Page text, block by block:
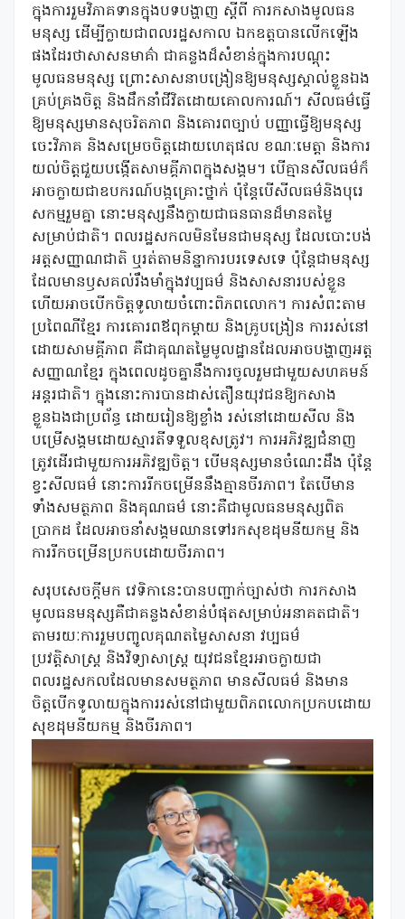
ក្នុងការរួមវិភាគទានក្នុងបទបង្ហាញ ស្តីពី ការកសាងមូលធន
មនុស្ស ដើម្បីក្លាយជាពលរដ្ឋសកាល ឯកឧត្តបានលើកឡើង
ផងដែរថាសាសនមាគ៌ា ជាគន្លងដ៏សំខាន់ក្នុងការបណ្តុះ
មូលធនមនុស្ស ព្រោះសាសនាបង្រៀនឱ្យមនុស្សស្គាល់ខ្លួនឯង
គ្រប់គ្រងចិត្ត និងដឹកនាំជីវិតដោយគោលការណ៍។ សីលធម៌ធ្វើ
ឱ្យមនុស្សមានសុចរិតភាព និងគោរពច្បាប់ បញ្ញាធ្វើឱ្យមនុស្ស
ចេះវិភាគ និងសម្រេចចិត្តដោយហេតុផល ខណៈមេត្តា និងការ
យល់ចិត្តជួយបង្កើតសាមគ្គីភាពក្នុងសង្គម។ បើគ្មានសីលធម៌ក៏
អាចក្លាយជាឧបករណ៍បង្កគ្រោះថ្នាក់ ប៉ុន្តែបើសីលធម៌និងបុរេ
សកម្មរួមគ្នា នោះមនុស្សនឹងក្លាយជាធនធានដ៏មានតម្លៃ
សម្រាប់ជាតិ។ ពលរដ្ឋសកលមិនមែនជាមនុស្ស ដែលបោះបង់
អត្តសញ្ញាណជាតិ ឬរត់តាមនិន្នាការបរទេសទេ ប៉ុន្តែជាមនុស្ស
ដែលមានឫសគល់រឹងមាំក្នុងវប្បធម៌ និងសាសនារបស់ខ្លួន
ហើយអាចបើកចិត្តទូលាយចំពោះពិភពលោក។ ការសំពះតាម
ប្រពៃណីខ្មែរ ការគោរពឪពុកម្តាយ និងគ្រូបង្រៀន ការរស់នៅ
ដោយសាមគ្គីភាព គឺជាគុណតម្លៃមូលដ្ឋានដែលអាចបង្ហាញអត្ត
សញ្ញាណខ្មែរ ក្នុងពេលដូចគ្នានឹងការចូលរួមជាមួយសហគមន៍
អន្តរជាតិ។ ក្នុងនោះការបានដាស់តឿនយុវជនឱ្យកសាង
ខ្លួនឯងជាប្រព័ន្ធ ដោយរៀនឱ្យខ្លាំង រស់នៅដោយសីល និង
បម្រើសង្គមដោយស្មារតីទទួលខុសត្រូវ។ ការអភិវឌ្ឍជំនាញ
ត្រូវដើរជាមួយការអភិវឌ្ឍចិត្ត។ បើមនុស្សមានចំណេះដឹង ប៉ុន្តែ
ខ្វះសីលធម៌ នោះការរីកចម្រើននឹងគ្មានចីរភាព។ តែបើមាន
ទាំងសមត្ថភាព និងគុណធម៌ នោះគឺជាមូលធនមនុស្សពិត
ប្រាកដ ដែលអាចនាំសង្គមឈានទៅរកសុខដុមនីយកម្ម និង
ការរីកចម្រើនប្រកបដោយចីរភាព។
សរុបសេចក្តីមក វេទិកានេះបានបញ្ជាក់ច្បាស់ថា ការកសាង
មូលធនមនុស្សគឺជាគន្លងសំខាន់បំផុតសម្រាប់អនាគតជាតិ។
តាមរយៈការរួមបញ្ចូលគុណតម្លៃសាសនា វប្បធម៌
ប្រវត្តិសាស្ត្រ និងវិទ្យាសាស្ត្រ យុវជនខ្មែរ​អាចក្លាយជា
ពលរដ្ឋសកលដែលមានសមត្ថភាព មានសីលធម៌ និងមាន
ចិត្តបើកទូលាយក្នុងការរស់នៅជាមួយពិភពលោកប្រកបដោយ
សុខដុមនីយកម្ម និងចីរភាព។